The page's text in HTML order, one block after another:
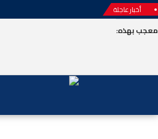
أخبار عاجلة
بهذه: